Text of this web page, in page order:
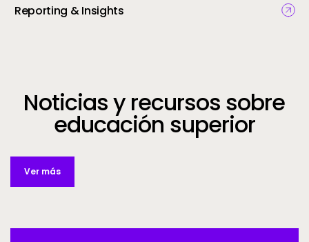
Reporting & Insights
Noticias y recursos sobre
educación superior
Ver más